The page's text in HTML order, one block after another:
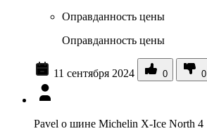
Оправданность цены
Оправданность цены
11 сентября 2024 0 0
Pavel о шине Michelin X-Ice North 4